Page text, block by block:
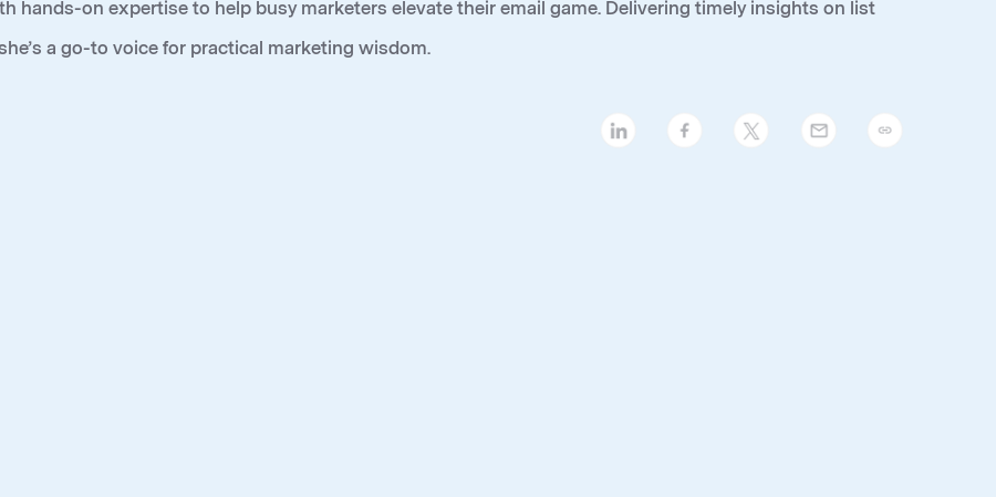
hands-on expertise to help busy marketers elevate their email game. Delivering timely insights on list
a go-to voice for practical marketing wisdom.